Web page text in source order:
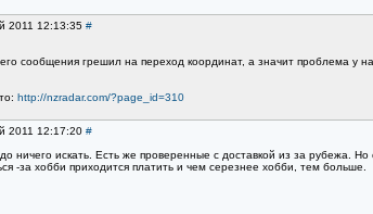
2011 12:13:35 #
сообщения грешил на переход координат, а значит проблема у
http://nzradar.com/?page_id=310
2011 12:17:20 #
ничего искать. Есть же проверенные с доставкой из за рубежа. Но
-за хобби приходится платить и чем серезнее хобби, тем больше.